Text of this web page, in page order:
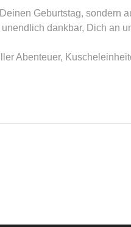
Geburtstag, sondern
dankbar, Dich an
Abenteuer,